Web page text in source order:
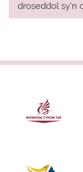
droseddol sy'n